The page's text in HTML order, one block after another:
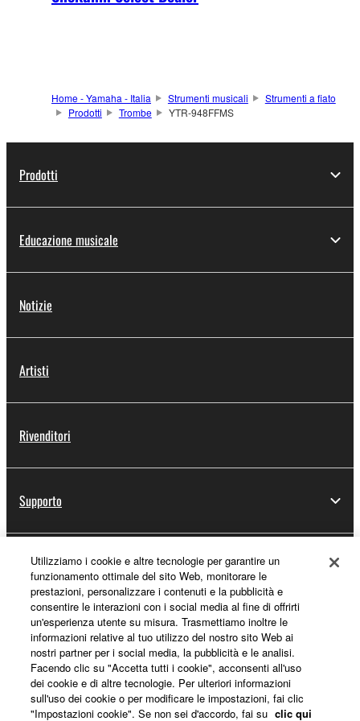
Home - Yamaha - Italia Strumenti musicali
Strumenti a fiato
Prodotti
Trombe YTR-948FFMS
Prodotti
Educazione musicale
Notizie
Artisti
Rivenditori
Supporto
Registrazione Yamaha Music ID
Informazioni su Yamaha
Italia - Italian
Utilizziamo i cookie e altre tecnologie per garantire un
funzionamento ottimale del sito Web, monitorare le
prestazioni, personalizzare i contenuti e la pubblicità e
consentire le interazioni con i social media al fine di offrirti
un'esperienza utente su misura. Trasmettiamo inoltre le
informazioni relative al tuo utilizzo del nostro sito Web ai
nostri partner per i social media, la pubblicità e le analisi.
Facendo clic su "Accetta tutti i cookie", acconsenti all'uso
dei cookie e di altre tecnologie. Per ulteriori informazioni
sull'uso dei cookie o per modificare le impostazioni, fai clic
"Impostazioni cookie". Se non sei d'accordo, fai su clic qui